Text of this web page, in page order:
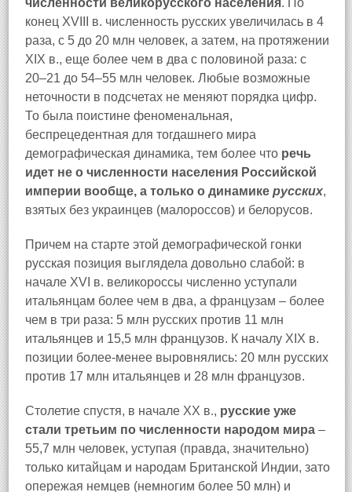
численности великорусского населения. По
конец XVIII в. численность русских увеличилась в 4
раза, с 5 до 20 млн человек, а затем, на протяжении
XIX в., еще более чем в два с половиной раза: с
20–21 до 54–55 млн человек. Любые возможные
неточности в подсчетах не меняют порядка цифр.
То была поистине феноменальная,
беспрецедентная для тогдашнего мира
демографическая динамика, тем более что речь
идет не о численности населения Российской
империи вообще, а только о динамике русских,
взятых без украинцев (малороссов) и белорусов.
Причем на старте этой демографической гонки
русская позиция выглядела довольно слабой: в
начале XVI в. великороссы численно уступали
итальянцам более чем в два, а французам – более
чем в три раза: 5 млн русских против 11 млн
итальянцев и 15,5 млн французов. К началу XIX в.
позиции более-менее выровнялись: 20 млн русских
против 17 млн итальянцев и 28 млн французов.
Столетие спустя, в начале XX в., русские уже
стали третьим по численности народом мира –
55,7 млн человек, уступая (правда, значительно)
только китайцам и народам Британской Индии, зато
опережая немцев (немногим более 50 млн) и